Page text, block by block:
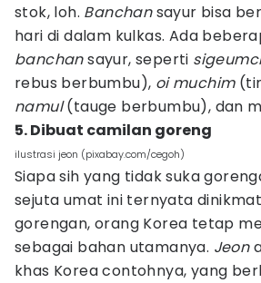
stok, loh. Banchansayur bisa
hari di dalam kulkas. Ada
banchansayur, seperti
rebus berbumbu), oi muchim
namul(tauge berbumbu), dan
5. Dibuat camilan goreng
ilustrasi jeon (pixabay.com/cegoh)
Siapa sih yang tidak suka
sejuta umat ini ternyata
gorengan, orang Korea tetap
sebagai bahan utamanya. Jeon
khas Korea contohnya, yang